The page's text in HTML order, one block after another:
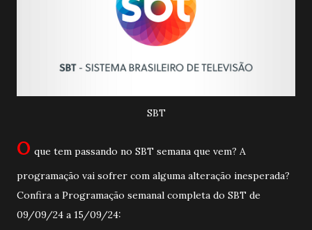
SBT
O que tem passando no SBT semana que vem? A
programação vai sofrer com alguma alteração inesperada?
Confira a Programação semanal completa do SBT de
09/09/24 a 15/09/24: